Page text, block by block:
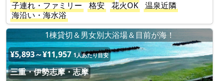
子連れ・ファミリー
格安 花火OK
温泉近隣
海沿い・海水浴
1棟貸切＆男女別大浴場＆目前が海！
¥5,893～¥11,957 1人あたり目安
三重・伊勢志摩・志摩